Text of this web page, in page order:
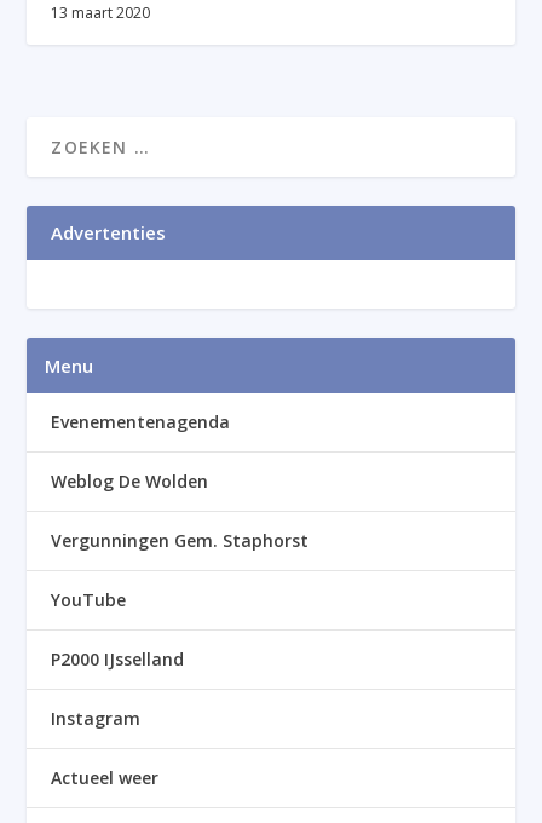
13 maart 2020
Advertenties
Menu
Evenementenagenda
Weblog De Wolden
Vergunningen Gem. Staphorst
YouTube
P2000 IJsselland
Instagram
Actueel weer